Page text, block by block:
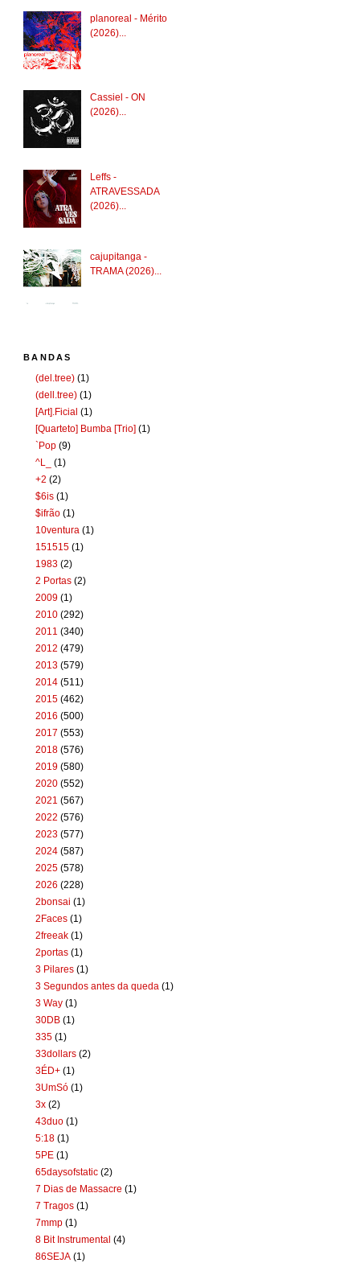
planoreal - Mérito
(2026)...
Cassiel - ON
(2026)...
Leffs -
ATRAVESSADA
(2026)...
cajupitanga -
TRAMA (2026)...
BANDAS
(del.tree) (1)
(dell.tree) (1)
[Art].Ficial (1)
[Quarteto] Bumba [Trio] (1)
`Pop (9)
^L_
(1)
+2 (2)
$6is (1)
$ifrão (1)
10ventura (1)
151515 (1)
1983 (2)
2 Portas (2)
2009 (1)
2010 (292)
2011 (340)
2012 (479)
2013 (579)
2014 (511)
2015 (462)
2016 (500)
2017 (553)
2018 (576)
2019 (580)
2020 (552)
2021 (567)
2022 (576)
2023 (577)
2024 (587)
2025 (578)
2026 (228)
2bonsai (1)
2Faces (1)
2freeak (1)
2portas (1)
3 Pilares (1)
3 Segundos antes da queda (1)
3 Way (1)
30DB (1)
335 (1)
33dollars (2)
3ÉD+ (1)
3UmSó (1)
3x (2)
43duo (1)
5:18 (1)
5PE (1)
65daysofstatic (2)
7 Dias de Massacre (1)
7 Tragos (1)
7mmp (1)
8 Bit Instrumental (4)
86SEJA (1)